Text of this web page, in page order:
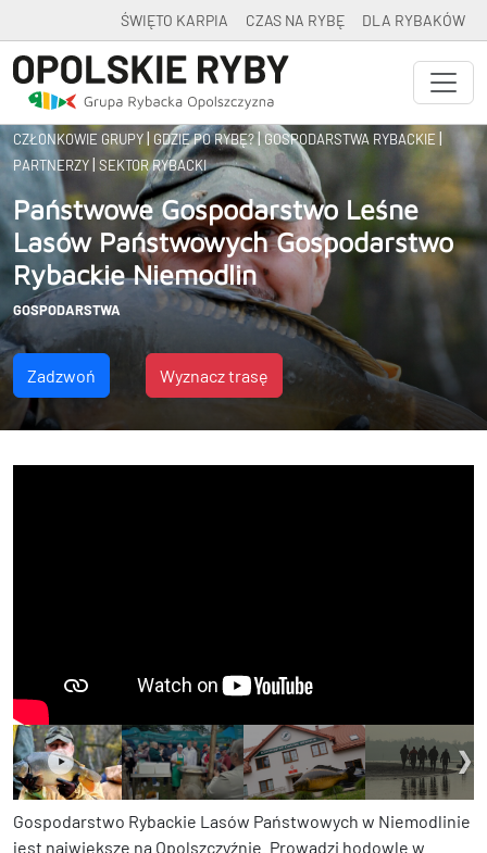
ŚWIĘTO KARPIA CZAS NA RYBĘ DLA RYBAKÓW
CZŁONKOWIE GRUPY| GDZIE PO RYBĘ?|GOSPODARSTWA RYBACKIE |
PARTNERZY| SEKTOR RYBACKI
Państwowe Gospodarstwo Leśne
Lasów Państwowych Gospodarstwo
Rybackie Niemodlin
GOSPODARSTWA
Zadzwoń Wyznacz trasę
Gospodarstwo Rybackie Lasów Państwowych w Niemodlinie
jest największe na Opolszczyźnie. Prowadzi hodowle w